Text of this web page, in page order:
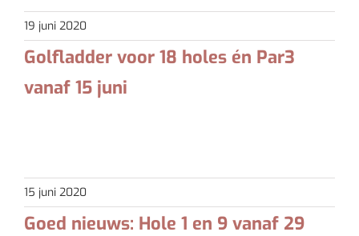
19 juni 2020
Golfladder voor 18 holes én Par3
vanaf 15 juni
15 juni 2020
Goed nieuws: Hole 1 en 9 vanaf 29